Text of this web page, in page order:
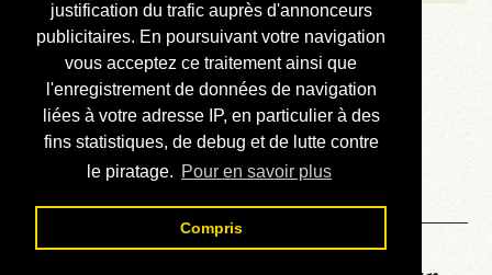
justification du trafic auprès d'annonceurs
publicitaires. En poursuivant votre navigation
vous acceptez ce traitement ainsi que
l'enregistrement de données de navigation
liées à votre adresse IP, en particulier à des
fins statistiques, de debug et de lutte contre
le piratage. Pour en savoir plus
Compris
Divers (et d’été)
Annonces
Liens externes
Téléchargement
Contact